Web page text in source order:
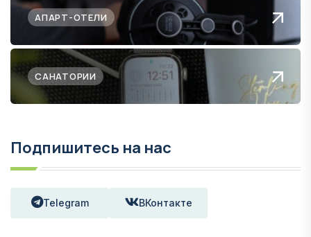
АПАРТ-ОТЕЛИ
САНАТОРИИ
Подпишитесь на нас
Telegram ВКонтакте